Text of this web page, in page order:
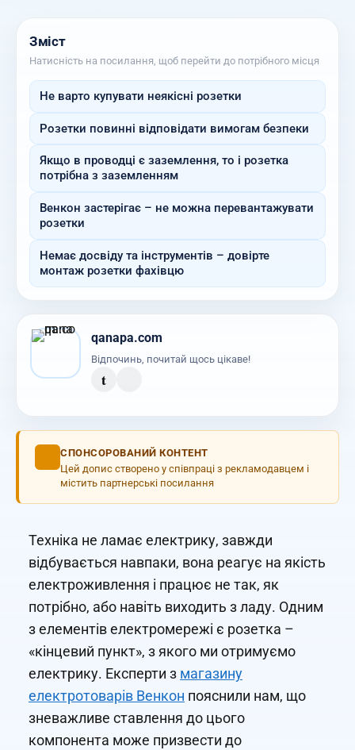
Зміст
Натисність на посилання, щоб перейти до потрібного місця
Не варто купувати неякісні розетки
Розетки повинні відповідати вимогам безпеки
Якщо в проводці є заземлення, то і розетка
потрібна з заземленням
Венкон застерігає – не можна перевантажувати
розетки
Немає досвіду та інструментів – довірте
монтаж розетки фахівцю
qanapa.com
Відпочинь, почитай щось цікаве!
t
СПОНСОРОВАНИЙ КОНТЕНТ
Цей допис створено у співпраці з рекламодавцем і
містить партнерські посилання
Техніка не ламає електрику, завжди
відбувається навпаки, вона реагує на якість
електроживлення і працює не так, як
потрібно, або навіть виходить з ладу. Одним
з елементів електромережі є розетка –
«кінцевий пункт», з якого ми отримуємо
електрику. Експерти з магазину
електротоварів Венкон пояснили нам, що
зневажливе ставлення до цього
компонента може призвести до